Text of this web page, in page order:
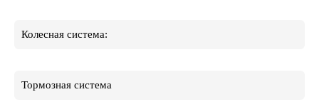
Колесная система:
Тормозная система